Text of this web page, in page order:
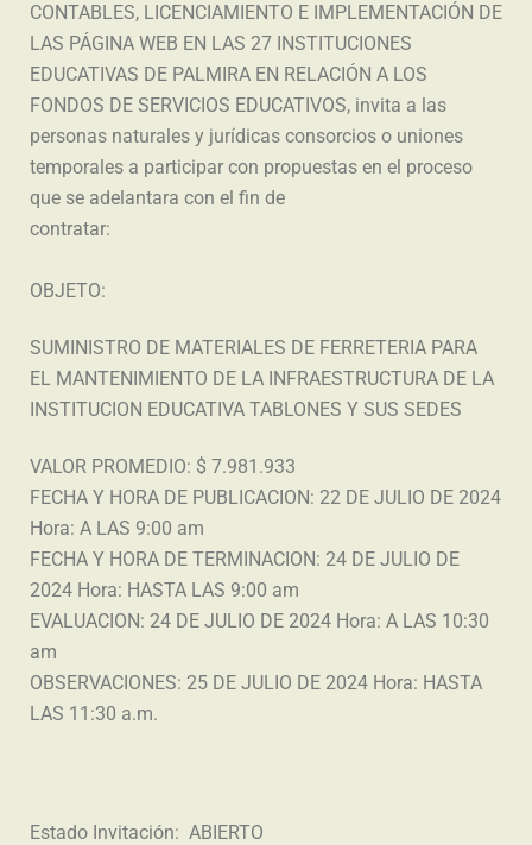
CONTABLES, LICENCIAMIENTO E IMPLEMENTACIÓN DE
LAS PÁGINA WEB EN LAS 27 INSTITUCIONES
EDUCATIVAS DE PALMIRA EN RELACIÓN A LOS
FONDOS DE SERVICIOS EDUCATIVOS, invita a las
personas naturales y jurídicas consorcios o uniones
temporales a participar con propuestas en el proceso
que se adelantara con el fin de
contratar:
OBJETO:
SUMINISTRO DE MATERIALES DE FERRETERIA PARA
EL MANTENIMIENTO DE LA INFRAESTRUCTURA DE LA
INSTITUCION EDUCATIVA TABLONES Y SUS SEDES
VALOR PROMEDIO: $ 7.981.933
FECHA Y HORA DE PUBLICACION: 22 DE JULIO DE 2024
Hora: A LAS 9:00 am
FECHA Y HORA DE TERMINACION: 24 DE JULIO DE
2024 Hora: HASTA LAS 9:00 am
EVALUACION: 24 DE JULIO DE 2024 Hora: A LAS 10:30
am
OBSERVACIONES: 25 DE JULIO DE 2024 Hora: HASTA
LAS 11:30 a.m.
Estado Invitación: ABIERTO